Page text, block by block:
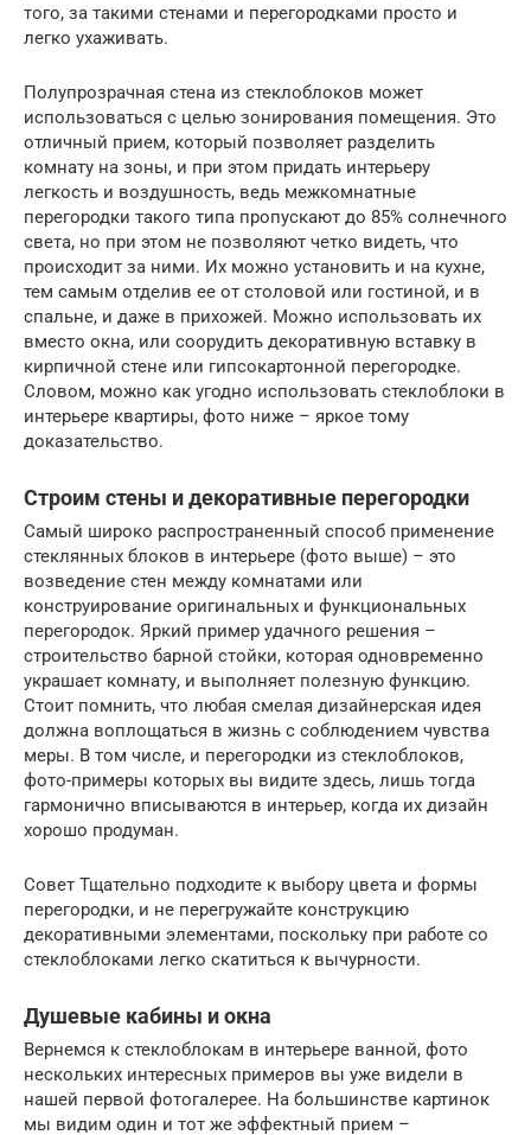
того, за такими стенами и перегородками просто и
легко ухаживать.
Полупрозрачная стена из стеклоблоков может
использоваться с целью зонирования помещения. Это
отличный прием, который позволяет разделить
комнату на зоны, и при этом придать интерьеру
легкость и воздушность, ведь межкомнатные
перегородки такого типа пропускают до 85% солнечного
света, но при этом не позволяют четко видеть, что
происходит за ними. Их можно установить и на кухне,
тем самым отделив ее от столовой или гостиной, и в
спальне, и даже в прихожей. Можно использовать их
вместо окна, или соорудить декоративную вставку в
кирпичной стене или гипсокартонной перегородке.
Словом, можно как угодно использовать стеклоблоки в
интерьере квартиры, фото ниже – яркое тому
доказательство.
Строим стены и декоративные перегородки
Самый широко распространенный способ применение
стеклянных блоков в интерьере (фото выше) – это
возведение стен между комнатами или
конструирование оригинальных и функциональных
перегородок. Яркий пример удачного решения –
строительство барной стойки, которая одновременно
украшает комнату, и выполняет полезную функцию.
Стоит помнить, что любая смелая дизайнерская идея
должна воплощаться в жизнь с соблюдением чувства
меры. В том числе, и перегородки из стеклоблоков,
фото-примеры которых вы видите здесь, лишь тогда
гармонично вписываются в интерьер, когда их дизайн
хорошо продуман.
Совет Тщательно подходите к выбору цвета и формы
перегородки, и не перегружайте конструкцию
декоративными элементами, поскольку при работе со
стеклоблоками легко скатиться к вычурности.
Душевые кабины и окна
Вернемся к стеклоблокам в интерьере ванной, фото
нескольких интересных примеров вы уже видели в
нашей первой фотогалерее. На большинстве картинок
мы видим один и тот же эффектный прием –